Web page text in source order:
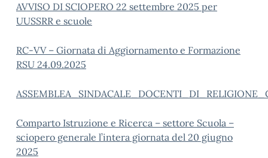
AVVISO DI SCIOPERO 22 settembre 2025 per
UUSSRR e scuole
RC-VV – Giornata di Aggiornamento e Formazione
RSU 24.09.2025
Comparto Istruzione e Ricerca – settore Scuola –
sciopero generale l’intera giornata del 20 giugno
2025